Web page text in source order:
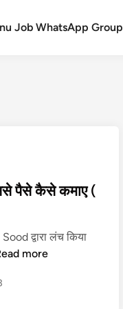
Job WhatsApp Group
पैसे कैसे कमाए (
द्वारा लंच किया
more